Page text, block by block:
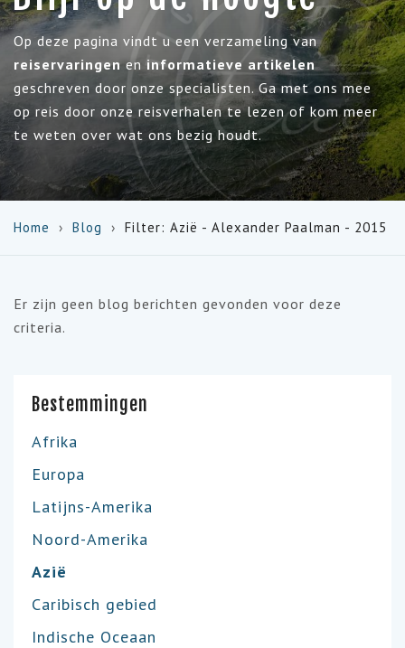
Op deze pagina vindt u een verzameling van
reiservaringenen informatieve artikelen
geschreven door onze specialisten. Ga met ons mee
op reis door onze reisverhalen te lezen of kom meer
te weten over wat ons bezig houdt.
Home Blog Filter: Azië - Alexander Paalman - 2015
Er zijn geen blog berichten gevonden voor deze
criteria.
Bestemmingen
Afrika
Europa
Latijns-Amerika
Noord-Amerika
Azië
Caribisch gebied
Indische Oceaan